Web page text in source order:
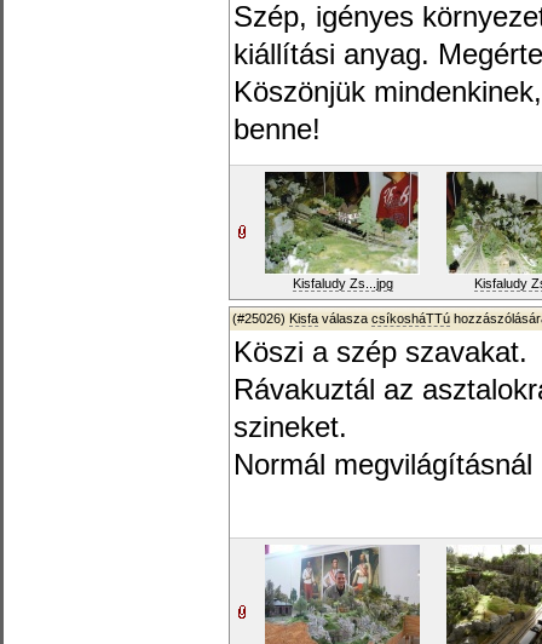
Szép, igényes
kiállítási anyag.
Köszönjük
benne!
Kisfaludy Zs...jpg Kisfaludy
(#25026) Kisfa válasza csíkosháTTú
Köszi a szép szavakat.
Rávakuztál az
szineket.
Normál